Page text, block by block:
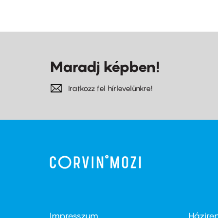
Maradj képben!
Iratkozz fel hírlevelünkre!
Impresszum